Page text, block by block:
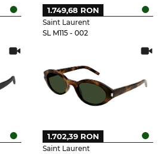
Saint Laurent
SL M115 - 002
1.749,68 RON
Saint Laurent
1.702,39 RON